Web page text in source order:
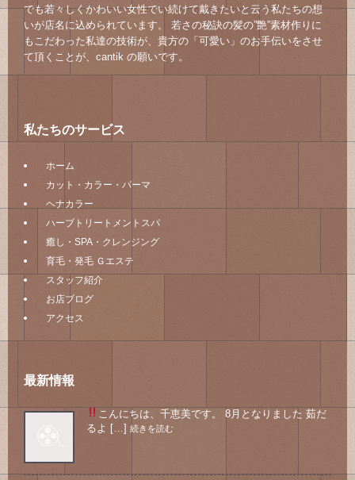
でも若々しくかわいい女性でい続けて戴きたいと云う私たちの想
いが店名に込められています。 若さの秘訣の髪の”艶”素材作りに
もこだわった私達の技術が、貴方の「可愛い」のお手伝いをさせ
て頂くことが、cantik の願いです。
私たちのサービス
ホーム
カット・カラー・パーマ
ヘナカラー
ハーブトリートメントスパ
癒し・SPA・クレンジング
育毛・発毛 Ｇエステ
スタッフ紹介
お店ブログ
アクセス
最新情報
こんにちは、千恵美です。 8月となりました 茹だ
るよ […] 続きを読む